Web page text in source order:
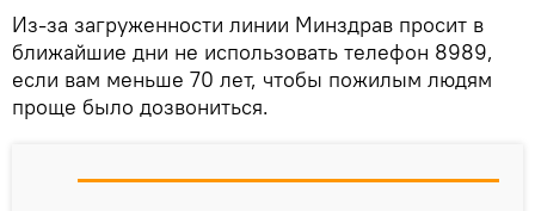
Из-за загруженности линии Минздрав просит в
ближайшие дни не использовать телефон 8989,
если вам меньше 70 лет, чтобы пожилым людям
проще было дозвониться.